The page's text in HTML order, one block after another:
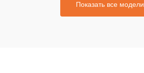
Показать все модели